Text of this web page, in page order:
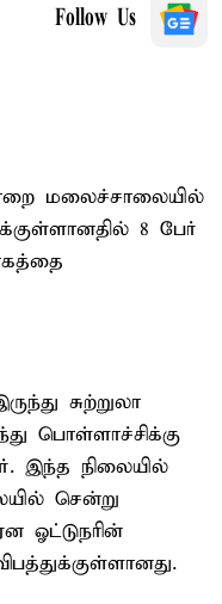
Follow Us
மலைச்சாலையில்
8 பேர்
சுற்றுலா
பொள்ளாச்சிக்கு
இந்த நிலையில்
சென்று
ஓட்டுநரின்